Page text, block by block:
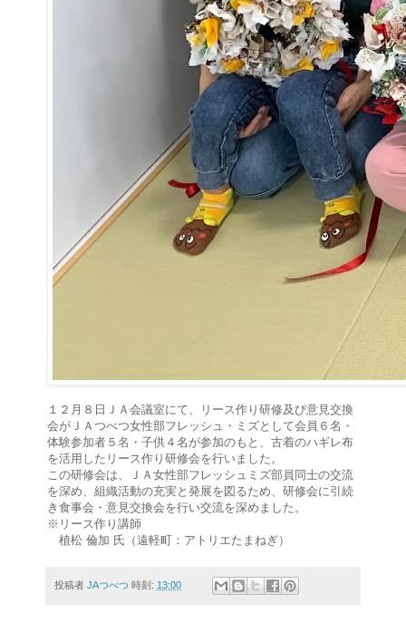
１２月８日ＪＡ会議室にて、リース作り研修及び意見交換
会がＪＡつべつ女性部フレッシュ・ミズとして会員６名・
体験参加者５名・子供４名が参加のもと、古着のハギレ布
を活用したリース作り研修会を行いました。
この研修会は、ＪＡ女性部フレッシュミズ部員同士の交流
を深め、組織活動の充実と発展を図るため、研修会に引続
き食事会・意見交換会を行い交流を深めました。
※リース作り講師
植松 倫加 氏（遠軽町：アトリエたまねぎ）
投稿者 JAつべつ 時刻: 13:00